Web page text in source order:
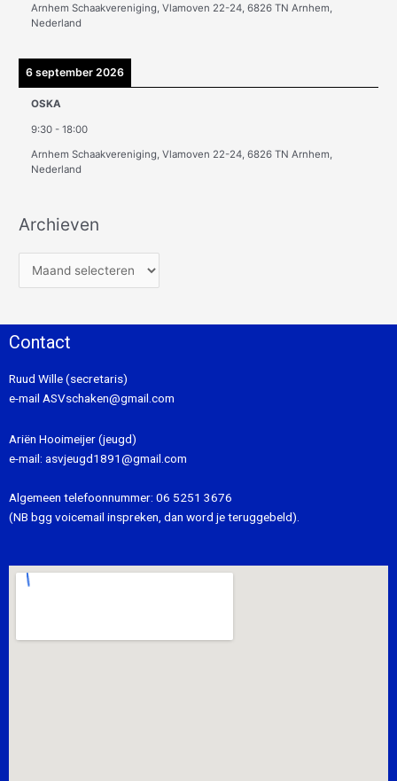
Arnhem Schaakvereniging, Vlamoven 22-24, 6826 TN Arnhem,
Nederland
6 september 2026
OSKA
9:30 -18:00
Arnhem Schaakvereniging, Vlamoven 22-24, 6826 TN Arnhem,
Nederland
Archieven
Contact
Ruud Wille (secretaris)
e-mail ASVschaken@gmail.com
Ariën Hooimeijer (jeugd)
e-mail: asvjeugd1891@gmail.com
Algemeen telefoonnummer: 06 5251 3676
(NB bgg voicemail inspreken, dan word je teruggebeld).